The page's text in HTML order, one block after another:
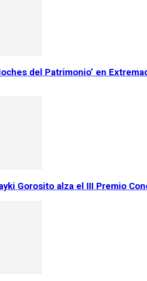
del Patrimonio’ en
Gorosito alza el III Premio